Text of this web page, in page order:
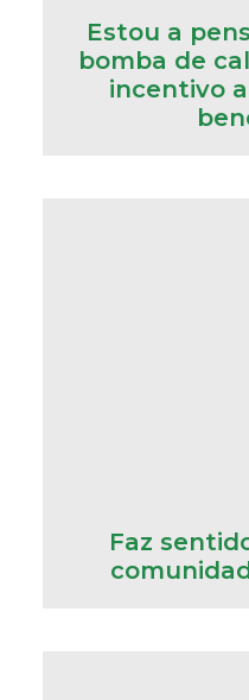
Estou a
bomba de
incentivo
Faz